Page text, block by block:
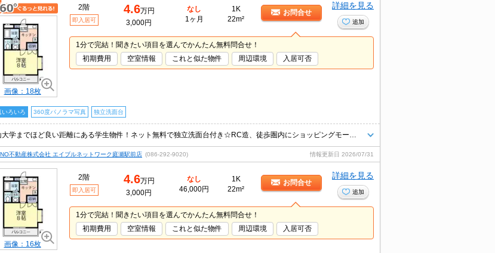
画像：18枚
2階
即入居可
4.6万円
3,000円
なし
1ヶ月
1K
22m²
お問合せ
詳細を見る
追加
1分で完結！聞きたい項目を選んでかんたん無料問合せ！
初期費用
空室情報 これと似た物件 周辺環境 入居可否
いろいろ 360度パノラマ写真 独立洗面台
不動産株式会社 エイブルネットワーク庭瀬駅前店 (086-292-9020) 情報更新日 2026/07/31
画像：16枚
2階
即入居可
4.6万円
3,000円
なし
46,000円
1K
22m²
お問合せ
詳細を見る
追加
1分で完結！聞きたい項目を選んでかんたん無料問合せ！
初期費用
空室情報 これと似た物件 周辺環境 入居可否